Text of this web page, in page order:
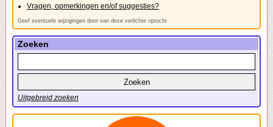
Vragen, opmerkingen en/of suggesties?
Geef eventuele wijzigingen door van deze verlichte optocht
Zoeken
Uitgebreid zoeken